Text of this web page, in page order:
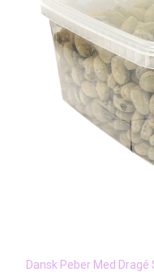
Dansk Peber Med